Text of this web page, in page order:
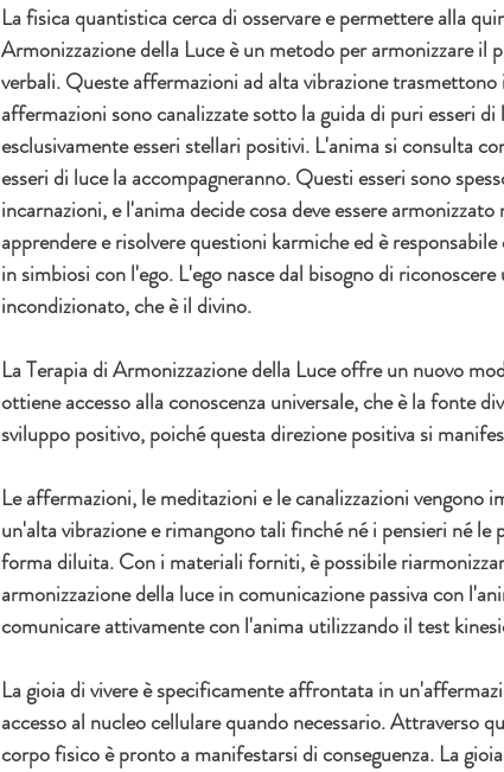
La fisica quantistica cerca di osservare e permettere alla
Armonizzazione della Luce è un metodo per armonizzare il
verbali. Queste affermazioni ad alta vibrazione
affermazioni sono canalizzate sotto la guida di puri esseri
esclusivamente esseri stellari positivi. L'anima si consulta
esseri di luce la accompagneranno. Questi esseri sono
incarnazioni, e l'anima decide cosa deve essere
apprendere e risolvere questioni karmiche ed è
in simbiosi con l'ego. L'ego nasce dal bisogno di
incondizionato, che è il divino.
La Terapia di Armonizzazione della Luce offre un nuovo
ottiene accesso alla conoscenza universale, che è la fonte
sviluppo positivo, poiché questa direzione positiva si
Le affermazioni, le meditazioni e le canalizzazioni vengono
un'alta vibrazione e rimangono tali finché né i pensieri né
forma diluita. Con i materiali forniti, è possibile
armonizzazione della luce in comunicazione passiva con
comunicare attivamente con l'anima utilizzando il test
La gioia di vivere è specificamente affrontata in
accesso al nucleo cellulare quando necessario. Attraverso
corpo fisico è pronto a manifestarsi di conseguenza. La